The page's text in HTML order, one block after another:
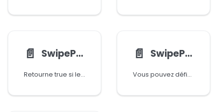
📄️ SwipeParams():isContinue()
Retourne true si les points de balayage sont continus
📄️ SwipeParams():setContinue()
Vous pouvez définir si chaque point de balayage est continu, ce qui signifie que le doigt ne se lève pas pendant le balayage